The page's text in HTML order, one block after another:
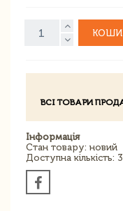
ВСІ ТОВАРИ
Інформація
Стан товару: новий
Доступна кількість: